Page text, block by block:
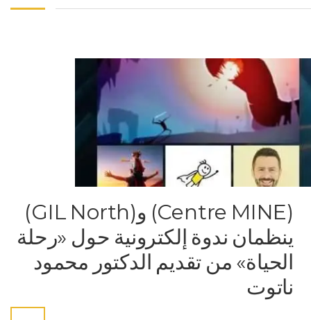
(Centre MINE) و(GIL North)
ينظمان ندوة إلكترونية حول «رحلة
الحياة» من تقديم الدكتور محمود
ناتوت